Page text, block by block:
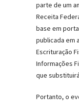
parte de um
Receita
base em
publicada em
Escrituração
Informações
que
Portanto, o